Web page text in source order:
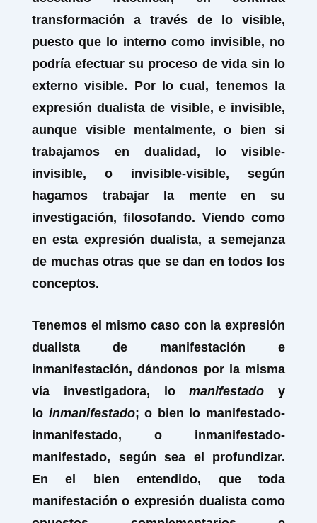
transformación a través de lo visible,
puesto que lo interno como invisible, no
podría efectuar su proceso de vida sin lo
externo visible. Por lo cual, tenemos la
expresión dualista de visible, e invisible,
aunque visible mentalmente, o bien si
trabajamos en dualidad, lo visible-
invisible, o invisible-visible, según
hagamos trabajar la mente en su
investigación, filosofando. Viendo como
en esta expresión dualista, a semejanza
de muchas otras que se dan en todos los
conceptos.
Tenemos el mismo caso con la expresión
dualista de manifestación e
inmanifestación, dándonos por la misma
vía investigadora, lomanifestado y
lo inmanifestado; o bien lo manifestado-
inmanifestado, o inmanifestado-
manifestado, según sea el profundizar.
En el bien entendido, que toda
manifestación o expresión dualista como